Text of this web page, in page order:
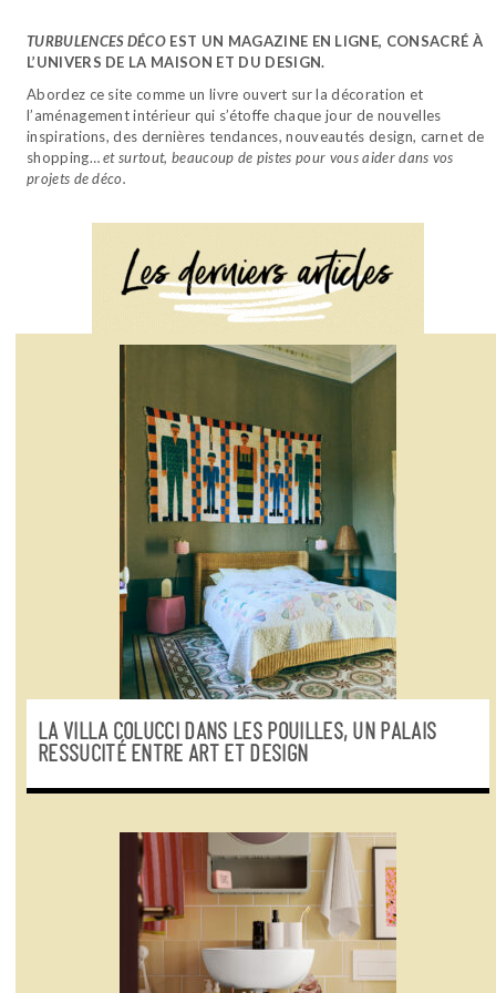
TURBULENCES DÉCO EST UN MAGAZINE EN LIGNE, CONSACRÉ À
L’UNIVERS DE LA MAISON ET DU DESIGN.
Abordez ce site comme un livre ouvert sur la décoration et
l’aménagement intérieur qui s’étoffe chaque jour de nouvelles
inspirations, des dernières tendances, nouveautés design, carnet de
shopping…et surtout, beaucoup de pistes pour vous aider dans vos
projets de déco.
LA VILLA COLUCCI DANS LES POUILLES, UN PALAIS
RESSUCITÉ ENTRE ART ET DESIGN